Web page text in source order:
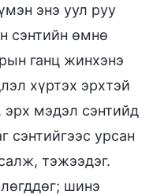
энэ уул руу
сэнтийн өмнө
ганц жинхэнэ
хүртэх эрхтэй
эрх мэдэл сэнтийд
сэнтийгээс урсан
тэжээдэг.
шинэ